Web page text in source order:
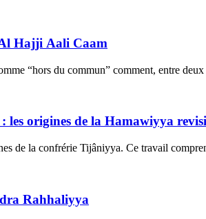
Al Hajji Aali Caam
“hors du commun” comment, entre
origines de la Hamawiyya
de la confrérie Tijâniyya. Ce travail
Rahhaliyya